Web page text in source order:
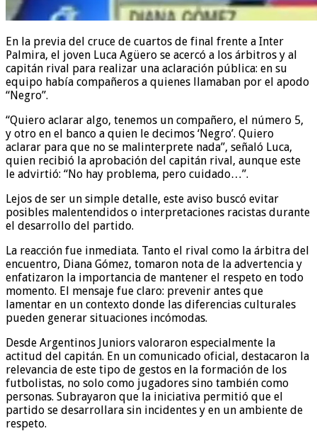
En la previa del cruce de cuartos de final frente a Inter
Palmira, el joven Luca Agüero se acercó a los árbitros y al
capitán rival para realizar una aclaración pública: en su
equipo había compañeros a quienes llamaban por el apodo
“Negro”.
“Quiero aclarar algo, tenemos un compañero, el número 5,
y otro en el banco a quien le decimos ‘Negro’. Quiero
aclarar para que no se malinterprete nada”, señaló Luca,
quien recibió la aprobación del capitán rival, aunque este
le advirtió: “No hay problema, pero cuidado…”.
Lejos de ser un simple detalle, este aviso buscó evitar
posibles malentendidos o interpretaciones racistas durante
el desarrollo del partido.
La reacción fue inmediata. Tanto el rival como la árbitra del
encuentro, Diana Gómez, tomaron nota de la advertencia y
enfatizaron la importancia de mantener el respeto en todo
momento. El mensaje fue claro: prevenir antes que
lamentar en un contexto donde las diferencias culturales
pueden generar situaciones incómodas.
Desde Argentinos Juniors valoraron especialmente la
actitud del capitán. En un comunicado oficial, destacaron la
relevancia de este tipo de gestos en la formación de los
futbolistas, no solo como jugadores sino también como
personas. Subrayaron que la iniciativa permitió que el
partido se desarrollara sin incidentes y en un ambiente de
respeto.